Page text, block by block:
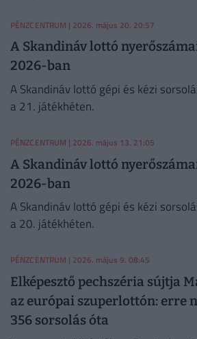
PÉNZCENTRUM | 2026. május 20. 20:57
A Skandináv lottó
2026-ban
A Skandináv lottó gépi és kézi
a 21. játékhéten.
PÉNZCENTRUM | 2026. május 13. 21:05
A Skandináv lottó
2026-ban
A Skandináv lottó gépi és kézi
a 20. játékhéten.
PÉNZCENTRUM | 2026. május 9. 08:45
Elképesztő pechszéria sújtja
az európai szuperlottón: erre
356 sorsolás óta